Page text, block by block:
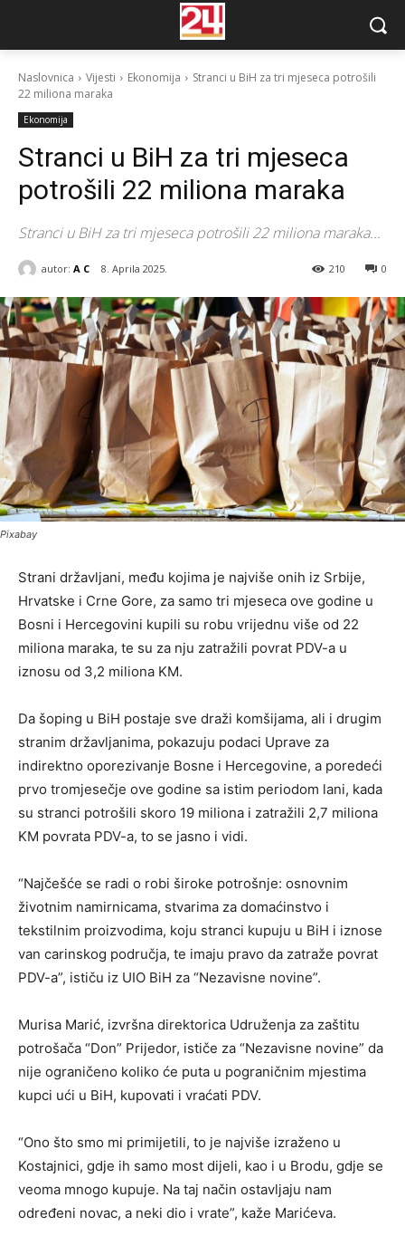
Naslovnica Vijesti Ekonomija
Stranci u BiH za tri mjeseca potrošili
22 miliona maraka
Ekonomija
Stranci u BiH za tri mjeseca
potrošili 22 miliona maraka
Stranci u BiH za tri mjeseca potrošili 22 miliona maraka...
autor: A C 8. Aprila 2025. 0
210
Pixabay
Strani državljani, među kojima je najviše onih iz Srbije,
Hrvatske i Crne Gore, za samo tri mjeseca ove godine u
Bosni i Hercegovini kupili su robu vrijednu više od 22
miliona maraka, te su za nju zatražili povrat PDV-a u
iznosu od 3,2 miliona KM.
Da šoping u BiH postaje sve draži komšijama, ali i drugim
stranim državljanima, pokazuju podaci Uprave za
indirektno oporezivanje Bosne i Hercegovine, a poredeći
prvo tromjesečje ove godine sa istim periodom lani, kada
su stranci potrošili skoro 19 miliona i zatražili 2,7 miliona
KM povrata PDV-a, to se jasno i vidi.
“Najčešće se radi o robi široke potrošnje: osnovnim
životnim namirnicama, stvarima za domaćinstvo i
tekstilnim proizvodima, koju stranci kupuju u BiH i iznose
van carinskog područja, te imaju pravo da zatraže povrat
PDV-a”, ističu iz UIO BiH za “Nezavisne novine”.
Murisa Marić, izvršna direktorica Udruženja za zaštitu
potrošača “Don” Prijedor, ističe za “Nezavisne novine” da
nije ograničeno koliko će puta u pograničnim mjestima
kupci ući u BiH, kupovati i vraćati PDV.
“Ono što smo mi primijetili, to je najviše izraženo u
Kostajnici, gdje ih samo most dijeli, kao i u Brodu, gdje se
veoma mnogo kupuje. Na taj način ostavljaju nam
određeni novac, a neki dio i vrate”, kaže Marićeva.